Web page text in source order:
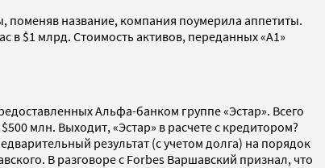
поменяв название, компания поумерила аппетиты.
в $1 млрд. Стоимость активов, переданных «А1»
Альфа-банком группе «Эстар». Всего
млн. Выходит, «Эстар» в расчете с кредитором?
результат (с учетом долга) на порядок
В разговоре с Forbes Варшавский признал, что